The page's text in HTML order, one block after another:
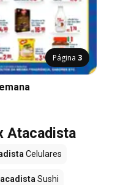
Página 3
Atacadista
Celulares
Sushi